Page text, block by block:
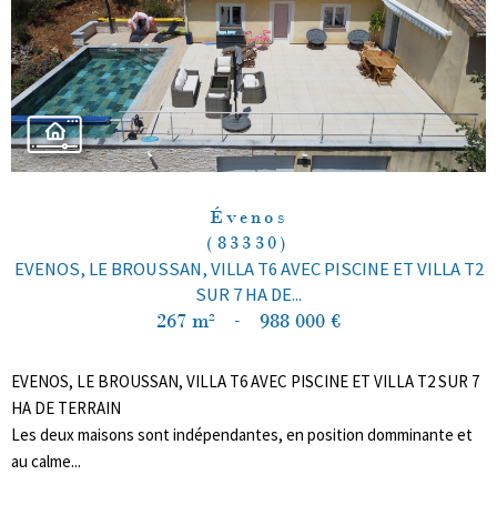
Évenos
(83330)
EVENOS, LE BROUSSAN, VILLA T6 AVEC PISCINE ET VILLA T2
SUR 7 HA DE...
267 m² - 988 000 €
EVENOS, LE BROUSSAN, VILLA T6 AVEC PISCINE ET VILLA T2 SUR 7
HA DE TERRAIN
Les deux maisons sont indépendantes, en position domminante et
au calme...